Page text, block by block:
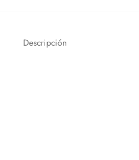
Descripción